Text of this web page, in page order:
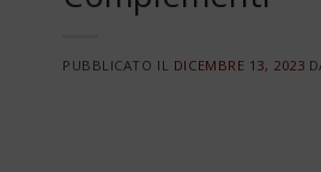
PUBBLICATO IL DICEMBRE 13, 2023